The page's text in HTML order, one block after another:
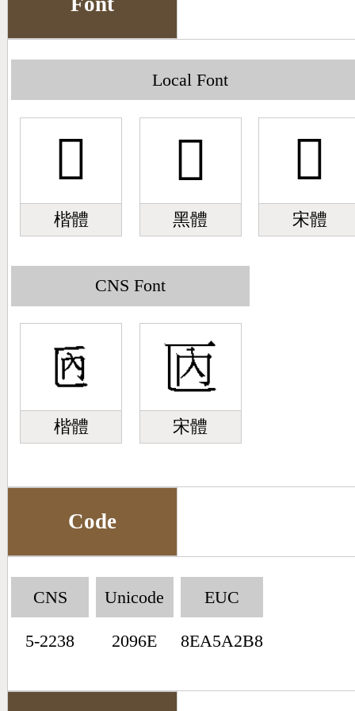
Local Font
𠥮
楷體
𠥮
黑體
𠥮
宋體
CNS Font
楷體 宋體
Code
CNS
5-2238
Unicode
2096E
EUC
8EA5A2B8